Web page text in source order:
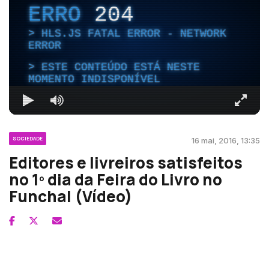
ERRO204
HLS.JS FATAL ERROR - NETWORK
ERROR
ESTE CONTEÚDO ESTÁ NESTE
MOMENTO INDISPONÍVEL
SOCIEDADE 16 mai, 2016, 13:35
Editores e livreiros satisfeitos
no 1º dia da Feira do Livro no
Funchal (Vídeo)